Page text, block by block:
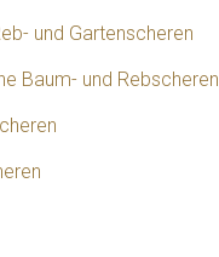
und Gartenscheren
Baum- und Rebscheren